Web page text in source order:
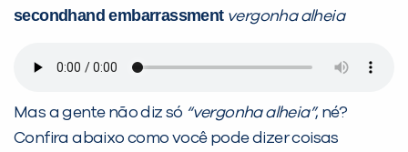
secondhand embarrassmentvergonha alheia
Mas a gente não diz só “vergonha alheia”, né?
Confira abaixo como você pode dizer coisas
Sim Não